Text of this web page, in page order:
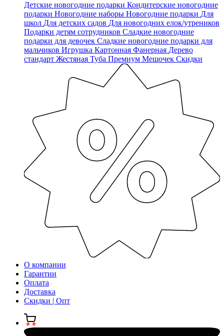
Детские новогодние подарки Кондитерские новогодние
подарки Новогодние наборы Новогодние подарки Для
школ Для детских садов Для новогодних елок/утреников
Подарки детям сотрудников Сладкие новогодние
подарки для девочек Сладкие новогодние подарки для
мальчиков Игрушка Картонная Фанерная Дерево
стандарт Жестяная Туба Премиум Мешочек Скидки
О компании
Гарантии
Оплата
Доставка
Скидки | Опт